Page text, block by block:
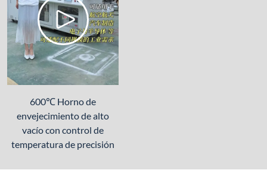
600℃ Horno de
envejecimiento de alto
vacío con control de
temperatura de precisión